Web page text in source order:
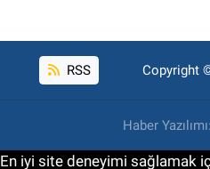
RSS Copyright
Haber Yazılımı:
En iyi site deneyimi sağlamak